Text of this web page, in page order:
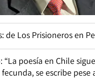
de Los Prisioneros en
“La poesía en Chile
se escribe pese